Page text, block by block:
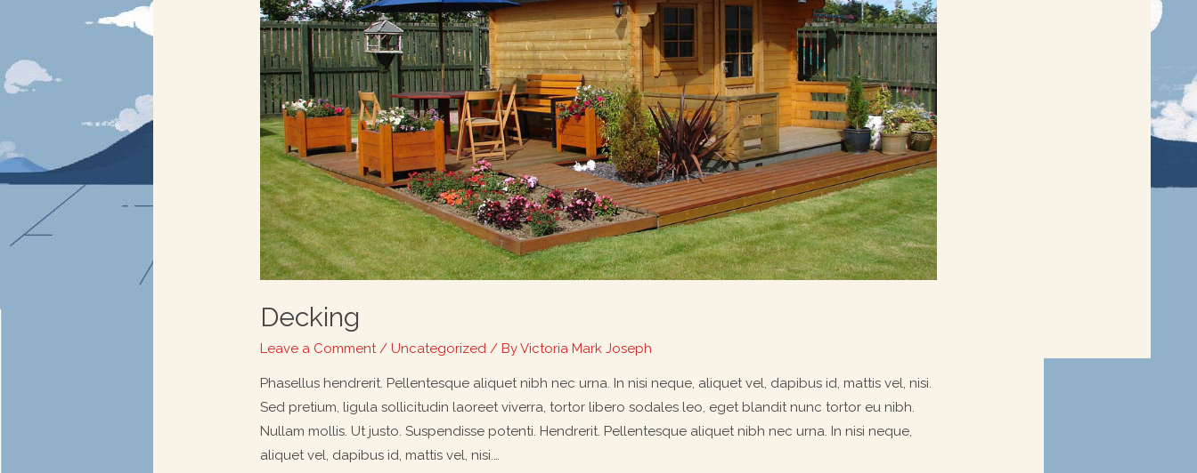
Decking
Leave a Comment / Uncategorized / ByVictoria Mark Joseph
Phasellus hendrerit. Pellentesque aliquet nibh nec urna. In nisi neque, aliquet vel, dapibus id, mattis vel, nisi.
Sed pretium, ligula sollicitudin laoreet viverra, tortor libero sodales leo, eget blandit nunc tortor eu nibh.
Nullam mollis. Ut justo. Suspendisse potenti. Hendrerit. Pellentesque aliquet nibh nec urna. In nisi neque,
aliquet vel, dapibus id, mattis vel, nisi.…